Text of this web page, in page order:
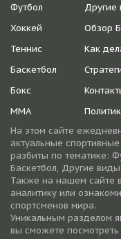
Футбол
Хоккей
Теннис
Баскетбол
Бокс
ММА
Другие
Обзор
Как
На этом сайте
актуальные
разбиты по тематике:
Баскетбол, Другие
Также на нашем сайте
аналитику или
спортсменов мира.
Уникальным разделом
вы сможете